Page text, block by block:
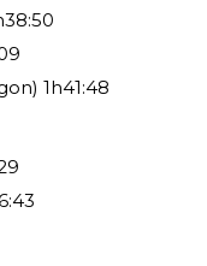
1h41:48